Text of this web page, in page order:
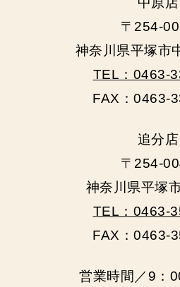
〒254-
神奈川県平塚市
TEL：0463-
FAX：0463-
追分店
〒254-
神奈川県平塚
TEL：0463-
FAX：0463-
営業時間／9：